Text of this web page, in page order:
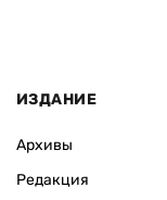
ИЗДАНИЕ
Архивы
Редакция